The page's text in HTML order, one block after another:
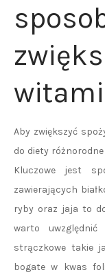
Aby zwiększyć
do diety
Kluczowe jest
zawierających
ryby oraz jaja to
warto
strączkowe takie
bogate w kwas